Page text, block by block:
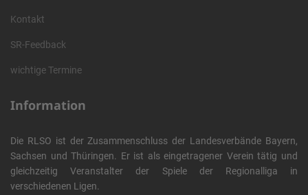
Kontakt
SR-Feedback
wichtige Termine
Information
Die RLSO ist der Zusammenschluss der Landesverbände Bayern,
Sachsen und Thüringen. Er ist als eingetragener Verein tätig und
gleichzeitig Veranstalter der Spiele der Regionalliga in
verschiedenen Ligen.